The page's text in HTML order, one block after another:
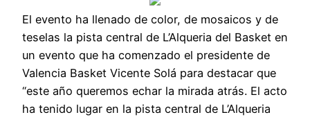
El evento ha llenado de color, de mosaicos y de
teselas la pista central de L’Alqueria del Basket en
un evento que ha comenzado el presidente de
Valencia Basket Vicente Solá para destacar que
“este año queremos echar la mirada atrás. El acto
ha tenido lugar en la pista central de L’Alqueria